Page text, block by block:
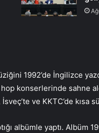
1992’de İngilizce
konserlerinde sahne
ve KKTC’de
albümle yaptı. Albüm